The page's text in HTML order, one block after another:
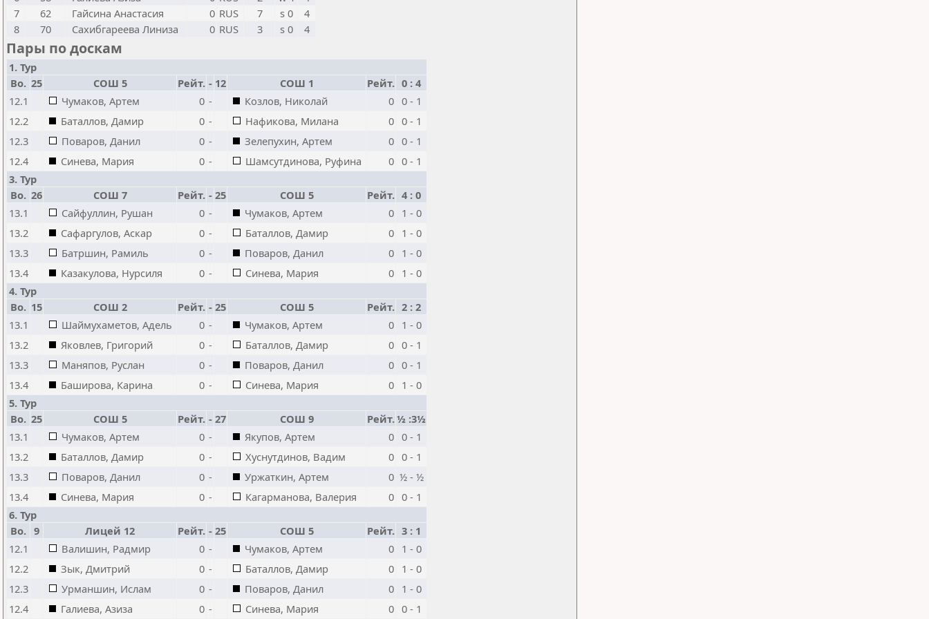
7
62 Гайсина Анастасия 0 RUS 7 s 0
4
8
70 Сахибгареева Линиза 0 RUS 3 s 0 4
Пары по доскам
1. Тур
Bo. 25 СОШ 5 Рейт. - 12 СОШ 1 Рейт. 0 : 4
12.1
Чумаков, Артем 0 - Козлов, Николай 0 0 - 1
12.2
Баталлов, Дамир 0 - Нафикова, Милана 0 0 - 1
12.3
Поваров, Данил 0 - Зелепухин, Артем 0 0 - 1
12.4
Синева, Мария 0 - Шамсутдинова, Руфина 0 0 - 1
3. Тур
Bo. 26 СОШ 7 Рейт. - 25 СОШ 5 Рейт. 4 : 0
13.1
Сайфуллин, Рушан 0 - Чумаков, Артем 0 1 - 0
13.2
Сафаргулов, Аскар 0 - Баталлов, Дамир 0 1 - 0
13.3
Батршин, Рамиль 0 - Поваров, Данил 0 1 - 0
13.4
Казакулова, Нурсиля 0 - Синева, Мария 0 1 - 0
4. Тур
Bo. 15 СОШ 2 Рейт. - 25 СОШ 5 Рейт. 2 : 2
13.1
Шаймухаметов, Адель 0 - Чумаков, Артем 0 1 - 0
13.2
Яковлев, Григорий 0 - Баталлов, Дамир 0 0 - 1
13.3
Маняпов, Руслан 0 - Поваров, Данил 0 0 - 1
13.4
Баширова, Карина 0 - Синева, Мария 0 1 - 0
5. Тур
Bo. 25 СОШ 5 Рейт. - 27 СОШ 9 Рейт.½ :3½
13.1
Чумаков, Артем 0 - Якупов, Артем 0 0 - 1
13.2
Баталлов, Дамир 0 - Хуснутдинов, Вадим 0 0 - 1
13.3
Поваров, Данил 0 - Уржаткин, Артем 0 ½ - ½
13.4
Синева, Мария 0 - Кагарманова, Валерия 0 0 - 1
6. Тур
Bo. 9 Лицей 12 Рейт. - 25 СОШ 5 Рейт. 3 : 1
12.1
Валишин, Радмир 0 - Чумаков, Артем 0 1 - 0
12.2
Зык, Дмитрий 0 - Баталлов, Дамир 0 1 - 0
12.3
Урманшин, Ислам 0 - Поваров, Данил 0 1 - 0
12.4
Галиева, Азиза 0 - Синева, Мария 0 0 - 1